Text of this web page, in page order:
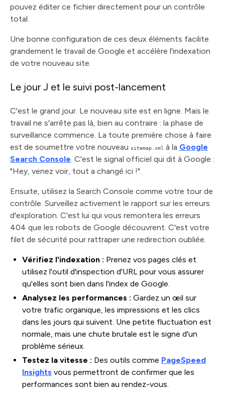
pouvez éditer ce fichier directement pour un contrôle
total.
Une bonne configuration de ces deux éléments facilite
grandement le travail de Google et accélère l'indexation
de votre nouveau site.
Le jour J et le suivi post-lancement
C'est le grand jour. Le nouveau site est en ligne. Mais le
travail ne s'arrête pas là, bien au contraire : la phase de
surveillance commence. La toute première chose à faire
est de soumettre votre nouveau sitemap.xml à la Google
Search Console. C'est le signal officiel qui dit à Google :
"Hey, venez voir, tout a changé ici !".
Ensuite, utilisez la Search Console comme votre tour de
contrôle. Surveillez activement le rapport sur les erreurs
d'exploration. C'est lui qui vous remontera les erreurs
404 que les robots de Google découvrent. C'est votre
filet de sécurité pour rattraper une redirection oubliée.
Vérifiez l'indexation : Prenez vos pages clés et
utilisez l'outil d'inspection d'URL pour vous assurer
qu'elles sont bien dans l'index de Google.
Analysez les performances : Gardez un œil sur
votre trafic organique, les impressions et les clics
dans les jours qui suivent. Une petite fluctuation est
normale, mais une chute brutale est le signe d'un
problème sérieux.
Testez la vitesse : Des outils comme PageSpeed
Insights vous permettront de confirmer que les
performances sont bien au rendez-vous.